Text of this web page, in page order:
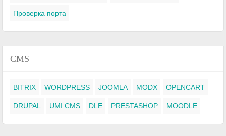
Проверка порта
CMS
BITRIX WORDPRESS JOOMLA MODX OPENCART
DRUPAL UMI.CMS DLE PRESTASHOP MOODLE